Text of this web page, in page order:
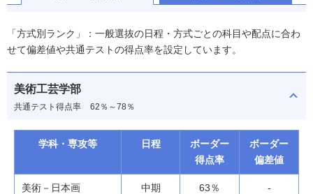
「方式別ランク」：一般選抜の日程・方式ごとの科目や配点に合わ
せて偏差値や共通テストの得点率を設定しています。
美術工芸学部
共通テスト得点率 62％～78％
学科・専攻等 日程
ボーダー
得点率
ボーダー
偏差値
美術－日本画 中期 63％ -